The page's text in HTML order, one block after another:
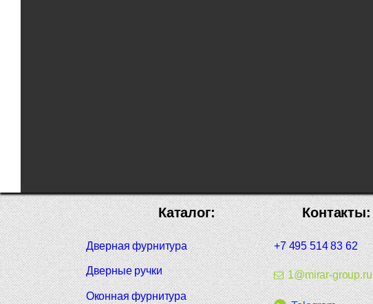
Контакты:
+7 495 514 83 62
1@mirar-group.ru
Каталог:
Дверная фурнитура
Дверные ручки
Оконная фурнитура